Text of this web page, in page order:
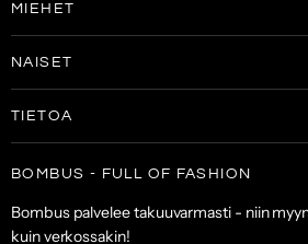
MIEHET
Laukut & lompakot
Asusteet
ALE
NAISET
Laukut & lompakot
TIETOA
Toimitus- ja maksuehdot
BOMBUS - FULL OF FASHION
Bombus palvelee takuuvarmasti - niin
kuin verkossakin!